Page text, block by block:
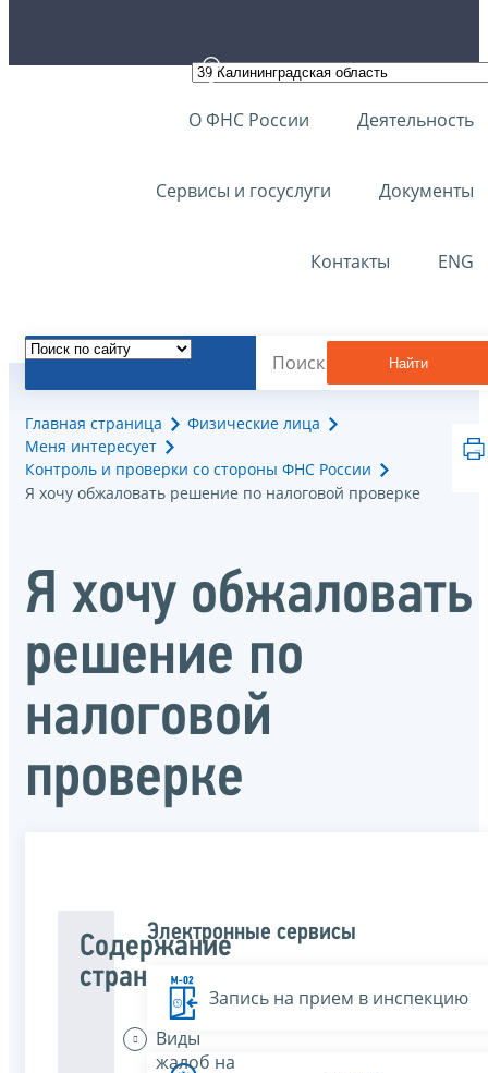
О ФНС России Деятельность
Сервисы и госуслуги Документы
Контакты ENG
Найти
Главная страница
Физические лица
Меня интересует
Контроль и проверки со стороны ФНС России
Я хочу обжаловать решение по налоговой проверке
Я хочу обжаловать
решение по
налоговой
проверке
Содержание
страницы
Виды
жалоб на
Электронные сервисы
Запись на прием в инспекцию